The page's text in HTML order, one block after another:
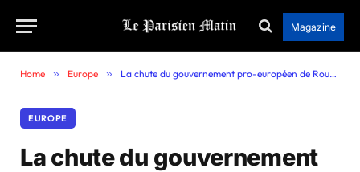
Magazine
Home » Europe » La chute du gouvernement pro-européen de Roumanie déclenche de nouvelles turbulences
EUROPE
La chute du gouvernement